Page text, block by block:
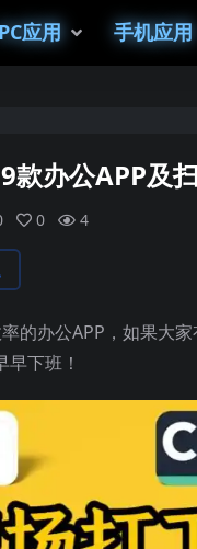
PC应用 手机应用
款办公APP及
0 4
的办公APP，如果大
下班！